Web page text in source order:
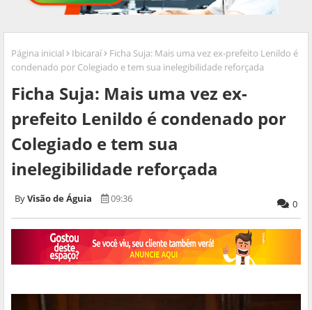
Página inicial Ibicaraí
Ficha Suja: Mais uma vez ex-prefeito Lenildo é
condenado por Colegiado e tem sua inelegibilidade reforçada
Ficha Suja: Mais uma vez ex-
prefeito Lenildo é condenado por
Colegiado e tem sua
inelegibilidade reforçada
Visão de Águia 09:36 0